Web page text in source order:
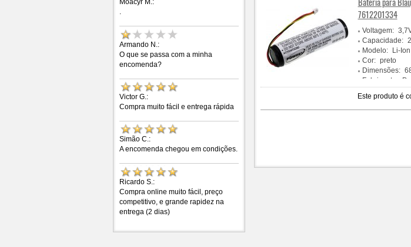
Moacyr M.:
.
Armando N.:
O que se passa com a minha
encomenda?
Victor G.:
Compra muito fácil e entrega rápida
Simão C.:
A encomenda chegou em condições.
Ricardo S.:
Compra online muito fácil, preço
competitivo, e grande rapidez na
entrega (2 dias)
7612201334
Voltagem:
Capacidade:
Modelo:
Li-Ion
Cor: preto
Dimensões:
Fabricante:
Este produto é